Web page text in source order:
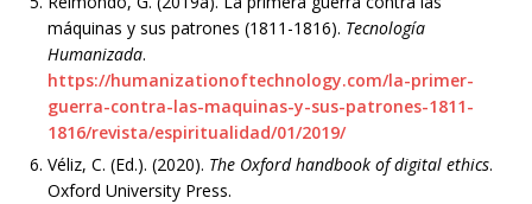
máquinas y sus patrones (1811-1816). Tecnología
Humanizada.
https://humanizationoftechnology.com/la-primer-
guerra-contra-las-maquinas-y-sus-patrones-1811-
1816/revista/espiritualidad/01/2019/
Véliz, C. (Ed.). (2020). The Oxford handbook of digital ethics.
Oxford University Press.